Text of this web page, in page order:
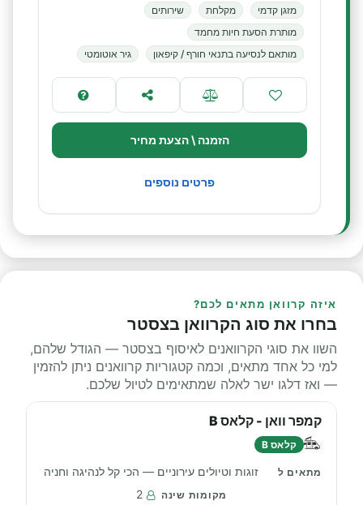
מזגן קדמי מקלחת
שירותים
מותרת הסעת חיות מחמד
מותאם לנסיעה בתנאי חורף / קיפאון
גיר אוטומטי
הזמנה \ הצעת מחיר
פרטים נוספים
איזה קרוואן מתאים לכם?
בחרו את סוג הקרוואן בצסטר
השוו את סוגי הקרוואנים לאיסוף בצסטר — הגודל שלהם,
למי כל אחד מתאים, וכמה קטגוריות קרוואנים ניתן להזמין
— ואז דלגו ישר לאלה שמתאימים לטיול שלכם.
קמפר וואן - קלאס B
קלאס B
זוגות וטיולים עירוניים — הכי קל לנהיגה וחניה
2